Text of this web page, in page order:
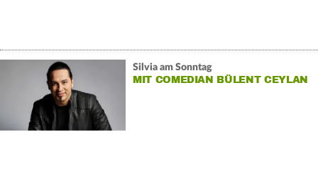
Silvia am Sonntag
MIT COMEDIAN BÜLENT CEYLAN